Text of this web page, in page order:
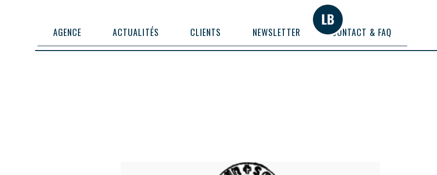
AGENCE ACTUALITÉS CLIENTS NEWSLETTER CONTACT & FAQ